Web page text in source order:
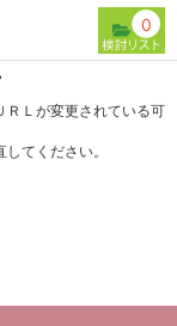
0
ＲＬが変更されている可
てください。